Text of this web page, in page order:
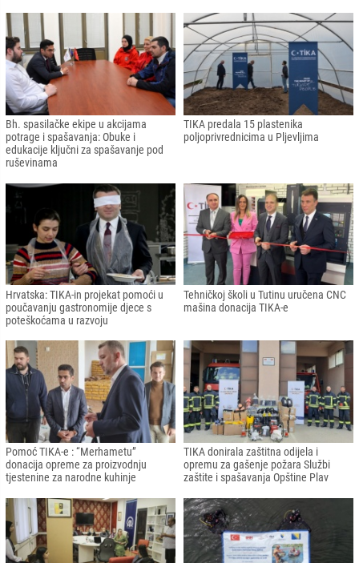
Bh. spasilačke ekipe u akcijama
potrage i spašavanja: Obuke i
edukacije ključni za spašavanje pod
ruševinama
TIKA predala 15 plastenika
poljoprivrednicima u Pljevljima
Hrvatska: TIKA-in projekat pomoći u
poučavanju gastronomije djece s
poteškoćama u razvoju
Tehničkoj školi u Tutinu uručena CNC
mašina donacija TIKA-e
Pomoć TIKA-e : “Merhametu”
donacija opreme za proizvodnju
tjestenine za narodne kuhinje
TIKA donirala zaštitna odijela i
opremu za gašenje požara Službi
zaštite i spašavanja Opštine Plav